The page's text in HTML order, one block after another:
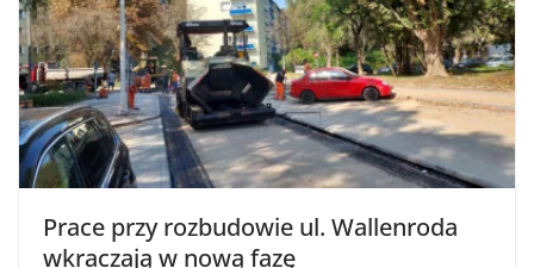
Prace przy rozbudowie ul. Wallenroda
wkraczają w nową fazę